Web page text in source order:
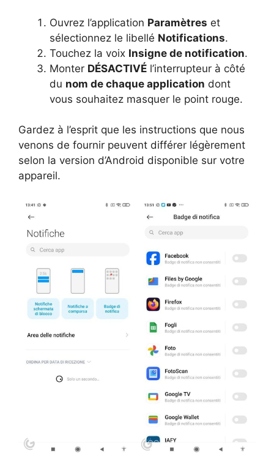
Ouvrez l’application Paramètres et
sélectionnez le libellé Notifications.
Touchez la voix Insigne de notification.
Monter DÉSACTIVÉ l’interrupteur à côté
du nom de chaque application dont
vous souhaitez masquer le point rouge.
Gardez à l’esprit que les instructions que nous
venons de fournir peuvent différer légèrement
selon la version d’Android disponible sur votre
appareil.